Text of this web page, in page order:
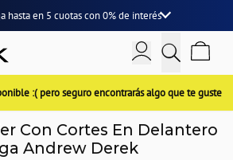
hasta en 5 cuotascon0% de interés
:( pero seguro encontrarás algo que te guste
Con Cortes En Delantero
Andrew Derek